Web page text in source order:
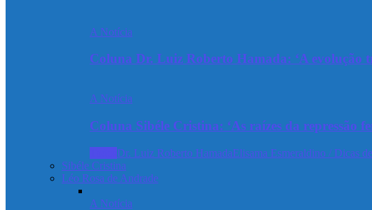
A Notícia
Coluna Dr. Luiz Roberto Hamada: ‘A evolução
A Notícia
Coluna Sibéle Cristina: ‘As raízes da repressão
Dr. Luiz Roberto HamadaElisama Esmeraldino / Dicas
Sibéle Cristina
Léo Rosa de Andrade
A Notícia